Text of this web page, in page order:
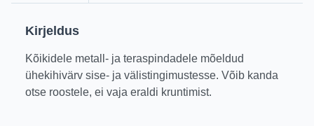
Kirjeldus
Kõikidele metall- ja teraspindadele mõeldud
ühekihivärv sise- ja välistingimustesse. Võib kanda
otse roostele, ei vaja eraldi kruntimist.